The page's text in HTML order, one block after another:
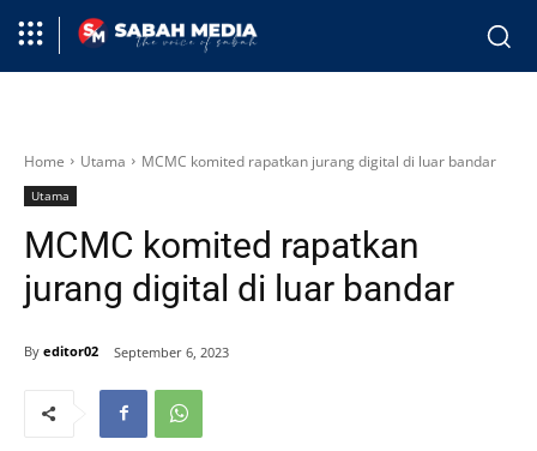
Home Utama MCMC komited rapatkan jurang digital di luar bandar
Utama
MCMC komited rapatkan
jurang digital di luar bandar
By editor02 September 6, 2023